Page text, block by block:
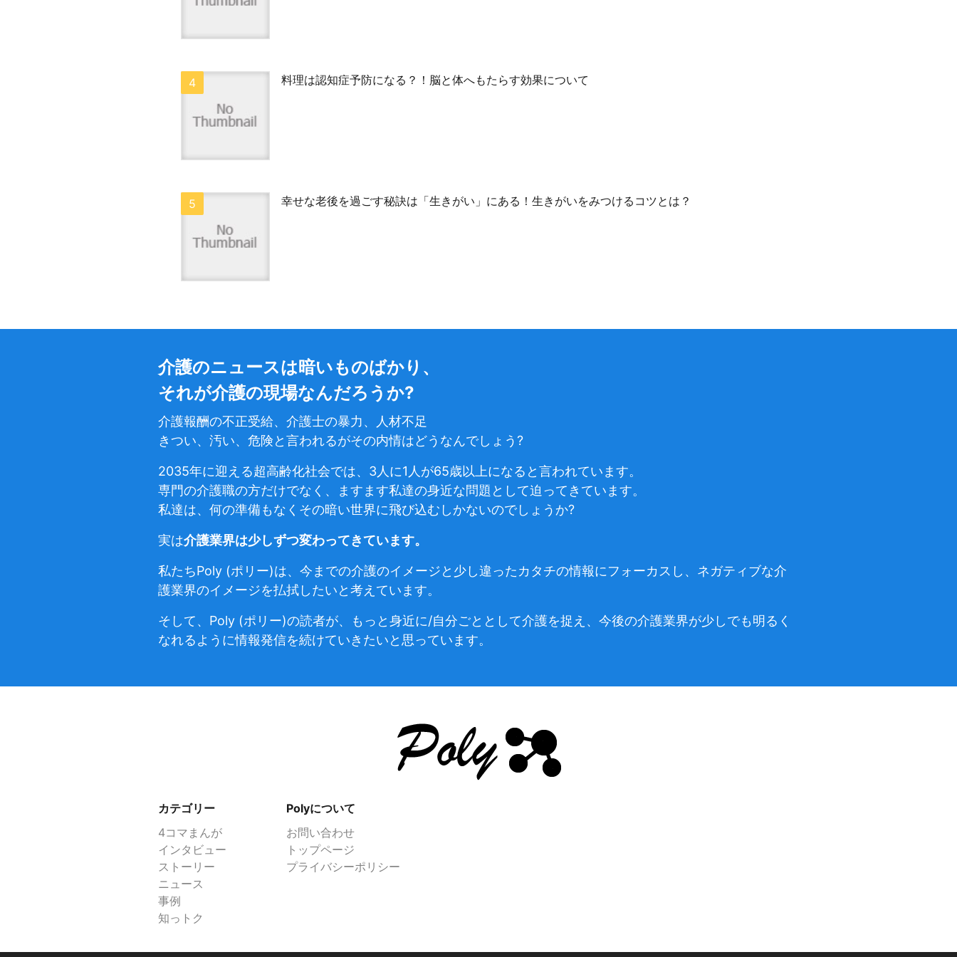
料理は認知症予防になる？！脳と体へもたらす効果について
幸せな老後を過ごす秘訣は「生きがい」にある！生きがいをみつけるコツとは？
介護のニュースは暗いものばかり、
それが介護の現場なんだろうか?
介護報酬の不正受給、介護士の暴力、人材不足
きつい、汚い、危険と言われるがその内情はどうなんでしょう?
2035年に迎える超高齢化社会では、3人に1人が65歳以上になると言われています。
専門の介護職の方だけでなく、ますます私達の身近な問題として迫ってきています。
私達は、何の準備もなくその暗い世界に飛び込むしかないのでしょうか?
実は介護業界は少しずつ変わってきています。
私たちPoly (ポリー)は、今までの介護のイメージと少し違ったカタチの情報にフォーカスし、ネガティブな介
護業界のイメージを払拭したいと考えています。
そして、Poly (ポリー)の読者が、もっと身近に/自分ごととして介護を捉え、今後の介護業界が少しでも明るく
なれるように情報発信を続けていきたいと思っています。
カテゴリー
4コマまんが
インタビュー
ストーリー
ニュース
事例
知っトク
Polyについて
お問い合わせ
トップページ
プライバシーポリシー